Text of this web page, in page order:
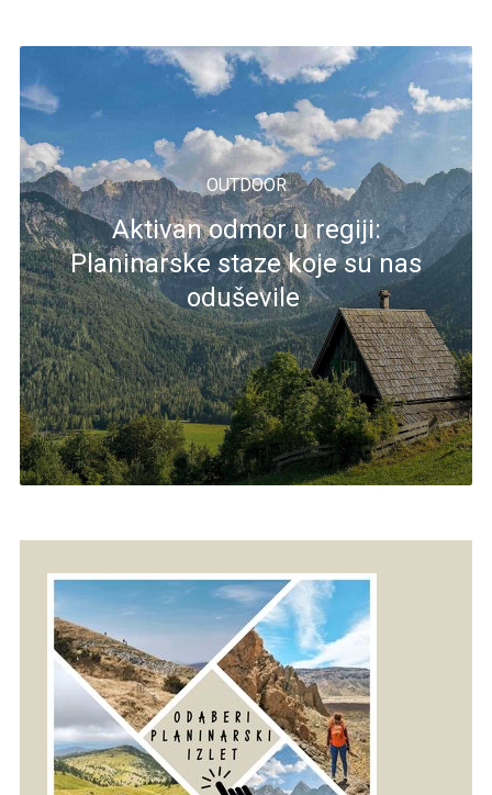
OUTDOOR
Aktivan odmor u regiji:
Planinarske staze koje su nas
oduševile